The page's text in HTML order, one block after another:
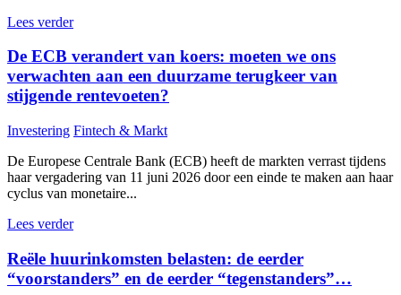
Lees verder
De ECB verandert van koers: moeten we ons
verwachten aan een duurzame terugkeer van
stijgende rentevoeten?
Investering Fintech & Markt
De Europese Centrale Bank (ECB) heeft de markten verrast tijdens
haar vergadering van 11 juni 2026 door een einde te maken aan haar
cyclus van monetaire...
Lees verder
Reële huurinkomsten belasten: de eerder
“voorstanders” en de eerder “tegenstanders”…